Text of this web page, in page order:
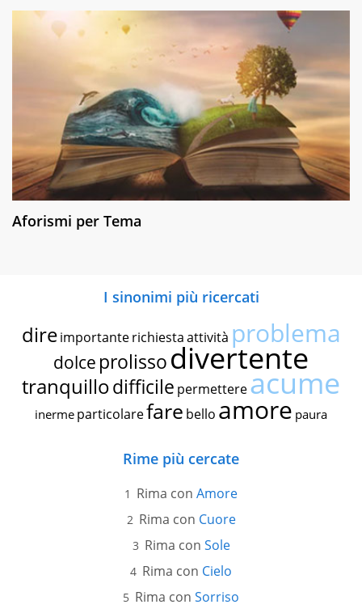
Aforismi per Tema
I sinonimi più ricercati
dire importante richiestaattività problema
dolce prolissodivertente
tranquillodifficile permettereacume
inerme particolarefare bello amore paura
Rime più cercate
Rima con Amore
Rima con Cuore
Rima con Sole
Rima con Cielo
Rima con Sorriso